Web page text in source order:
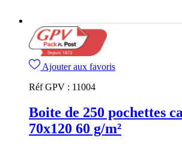
Ajouter aux favoris
Réf GPV : 11004
Boite de 250 pochettes
70x120 60 g/m²